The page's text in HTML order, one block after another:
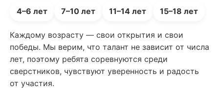
4–6 лет 7–10 лет 11–14 лет 15–18 лет
Каждому возрасту — свои открытия и свои
победы. Мы верим, что талант не зависит от числа
лет, поэтому ребята соревнуются среди
сверстников, чувствуют уверенность и радость
от участия.